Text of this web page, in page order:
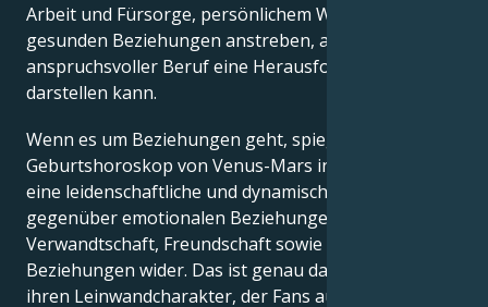
Arbeit und Fürsorge, persönlichem Wachstum und
gesunden Beziehungen anstreben, auch wenn ein
anspruchsvoller Beruf eine Herausforderung
darstellen kann.
Wenn es um Beziehungen geht, spiegelt das
Geburtshoroskop von Venus-Mars in Don Toliver
eine leidenschaftliche und dynamische Haltung
gegenüber emotionalen Beziehungen,
Verwandtschaft, Freundschaft sowie romantischen
Beziehungen wider. Das ist genau das Richtige für
ihren Leinwandcharakter, der Fans aus aller Welt